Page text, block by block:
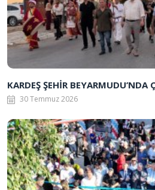
KARDEŞ ŞEHİR BEYARMUDU’NDA
30 Temmuz 2026